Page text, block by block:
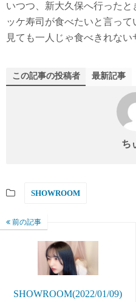
いつつ、新大久保へ行った
ッケ寿司が食べたいと言っ
見ても一人じゃ食べきれない
この記事の投稿者 最新記事
ち
SHOWROOM
前の記事
SHOWROOM(2022/01/09)